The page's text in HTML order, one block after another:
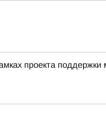
проекта поддержки